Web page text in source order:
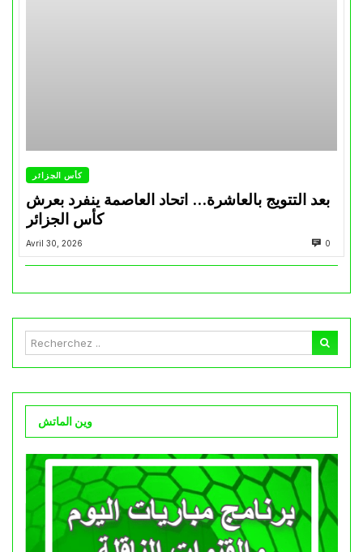
كأس الجزائر
بعد التتويج بالعاشرة… اتحاد العاصمة ينفرد بعرش
كأس الجزائر
Avril 30, 2026 0
وين الماتش